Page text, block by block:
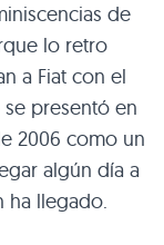
de
lo retro
a Fiat con el
presentó en
2006 como un
algún día a
ha llegado.